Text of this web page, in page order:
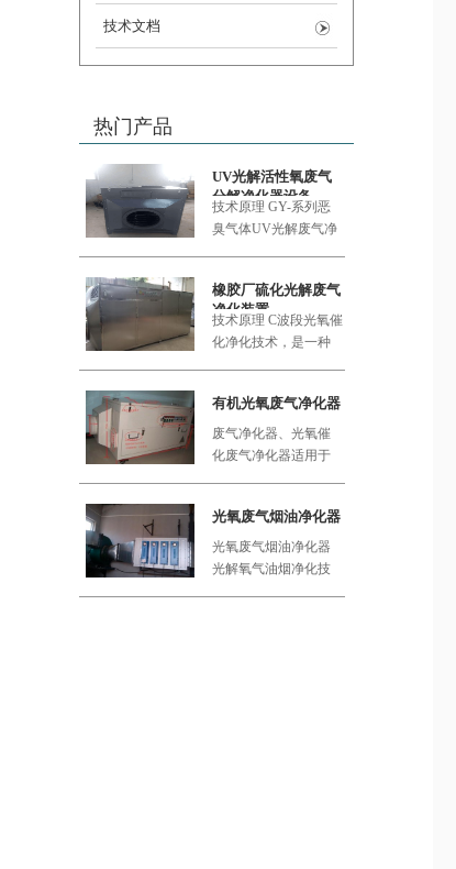
技术文档
热门产品
UV光解活性氧废气
分解净化器设备
技术原理 GY-系列恶
臭气体UV光解废气净
橡胶厂硫化光解废气
净化装置
技术原理 C波段光氧催
化净化技术，是一种
有机光氧废气净化器
废气净化器、光氧催
化废气净化器适用于
光氧废气烟油净化器
光氧废气烟油净化器
光解氧气油烟净化技